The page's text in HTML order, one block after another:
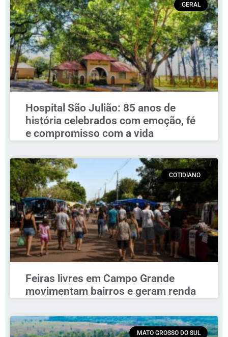
GERAL
Hospital São Julião: 85 anos de
história celebrados com emoção, fé
e compromisso com a vida
COTIDIANO
Feiras livres em Campo Grande
movimentam bairros e geram renda
MATO GROSSO DO SUL